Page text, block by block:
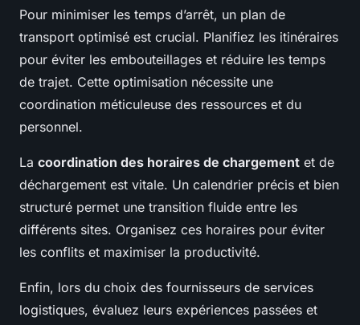
Pour minimiser les temps d’arrêt, un plan de
transport optimisé est crucial. Planifiez les itinéraires
pour éviter les embouteillages et réduire les temps
de trajet. Cette optimisation nécessite une
coordination méticuleuse des ressources et du
personnel.
La coordination des horaires de chargement et de
déchargement est vitale. Un calendrier précis et bien
structuré permet une transition fluide entre les
différents sites. Organisez ces horaires pour éviter
les conflits et maximiser la productivité.
Enfin, lors du choix des fournisseurs de services
logistiques, évaluez leurs expériences passées et